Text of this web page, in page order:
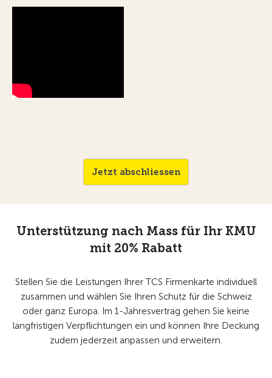
Jetzt abschliessen
Unterstützung nach Mass für Ihr KMU
mit 20% Rabatt
Stellen Sie die Leistungen Ihrer TCS Firmenkarte individuell
zusammen und wählen Sie Ihren Schutz für die Schweiz
oder ganz Europa. Im 1-Jahresvertrag gehen Sie keine
langfristigen Verpflichtungen ein und können Ihre Deckung
zudem jederzeit anpassen und erweitern.